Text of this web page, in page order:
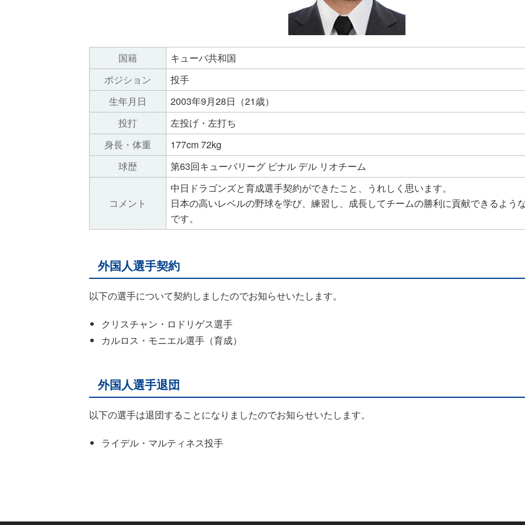
国籍
キューバ共和国
ポジション
投手
生年月日
2003年9月28日（21歳）
投打
左投げ・左打ち
身長・体重
177cm 72kg
球歴
第63回キューバリーグ ピナル デル リオチーム
コメント
中日ドラゴンズと育成選手契約ができたこと、うれしく思います。
日本の高いレベルの野球を学び、練習し、成長してチームの勝利に貢献できるよう
です。
外国人選手契約
以下の選手について契約しましたのでお知らせいたします。
クリスチャン・ロドリゲス選手
カルロス・モニエル選手（育成）
外国人選手退団
以下の選手は退団することになりましたのでお知らせいたします。
ライデル・マルティネス投手